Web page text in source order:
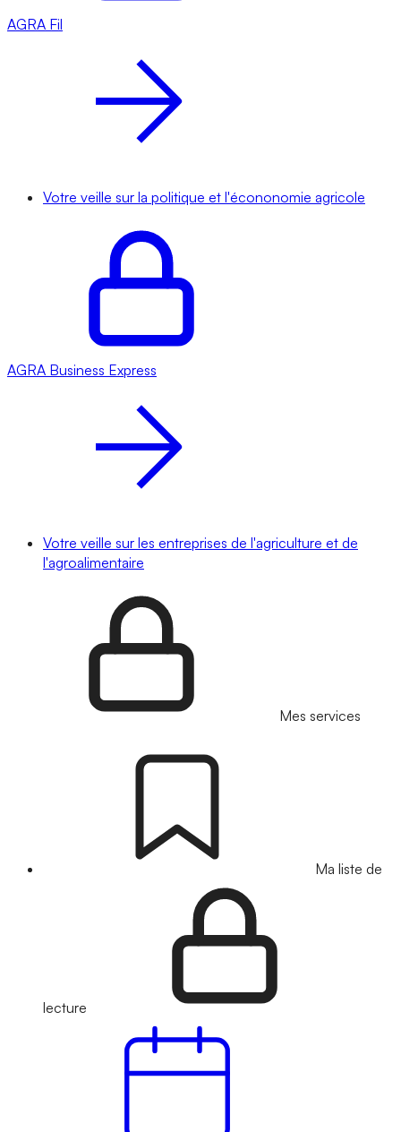
AGRA Fil
Votre veille sur la politique et l'écononomie agricole
AGRA Business Express
Votre veille sur les entreprises de l'agriculture et de
l'agroalimentaire
Mes services
Ma liste de
lecture